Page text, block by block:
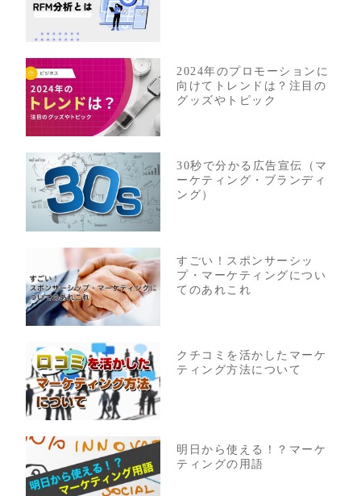
2024年のプロモーションに
向けてトレンドは？注目の
グッズやトピック
30秒で分かる広告宣伝（マ
ーケティング・ブランディ
ング）
すごい！スポンサーシッ
プ・マーケティングについ
てのあれこれ
クチコミを活かしたマーケ
ティング方法について
明日から使える！？マーケ
ティングの用語